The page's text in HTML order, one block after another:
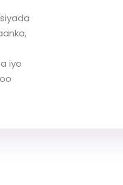
iyo